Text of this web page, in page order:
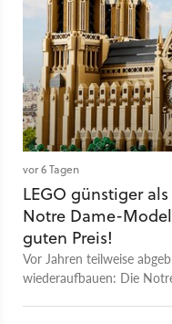
vor 6 Tagen
LEGO günstiger
Notre Dame-
guten Preis!
Vor Jahren teilweise
wiederaufbauen: Die